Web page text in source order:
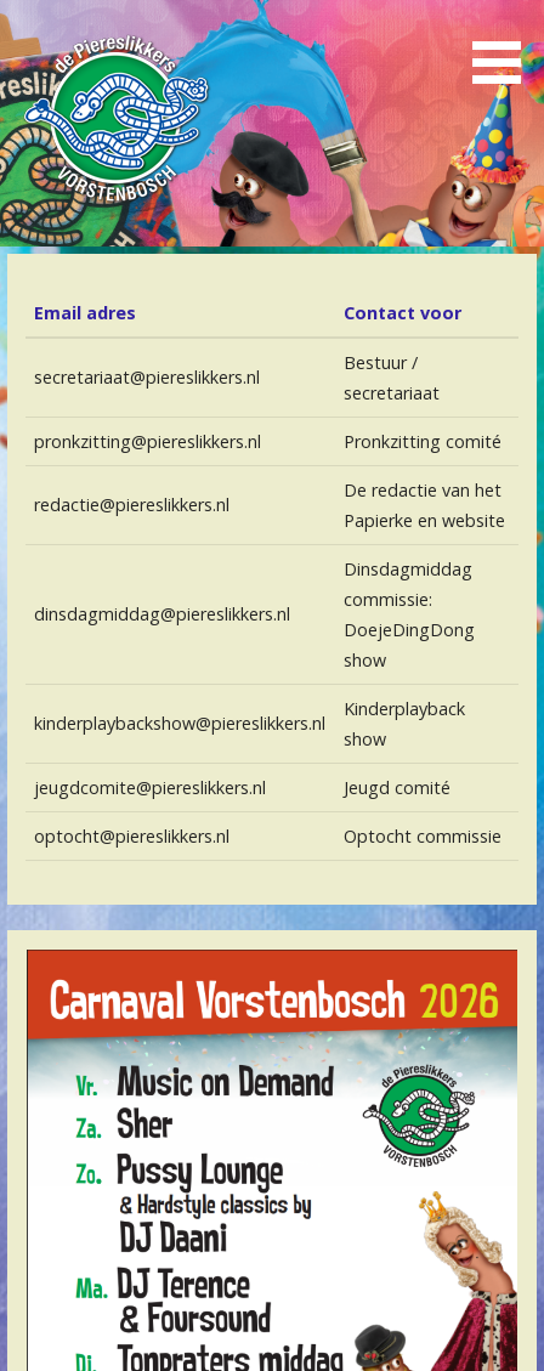
Naar
inhoud
gaan
De Piereslikkers
Carnavalsstichting Vorstenbosch
Email adres Contact voor
secretariaat@piereslikkers.nl
Bestuur /
secretariaat
pronkzitting@piereslikkers.nl Pronkzitting comité
redactie@piereslikkers.nl
De redactie van het
Papierke en website
dinsdagmiddag@piereslikkers.nl
Dinsdagmiddag
commissie:
DoejeDingDong
show
kinderplaybackshow@piereslikkers.nl
Kinderplayback
show
jeugdcomite@piereslikkers.nl Jeugd comité
optocht@piereslikkers.nl Optocht commissie